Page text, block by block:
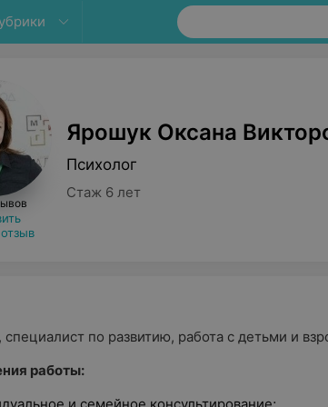
Ярошук Оксана
Психолог
Стаж 6 лет
специалист по развитию, работа с детьми и
работы: